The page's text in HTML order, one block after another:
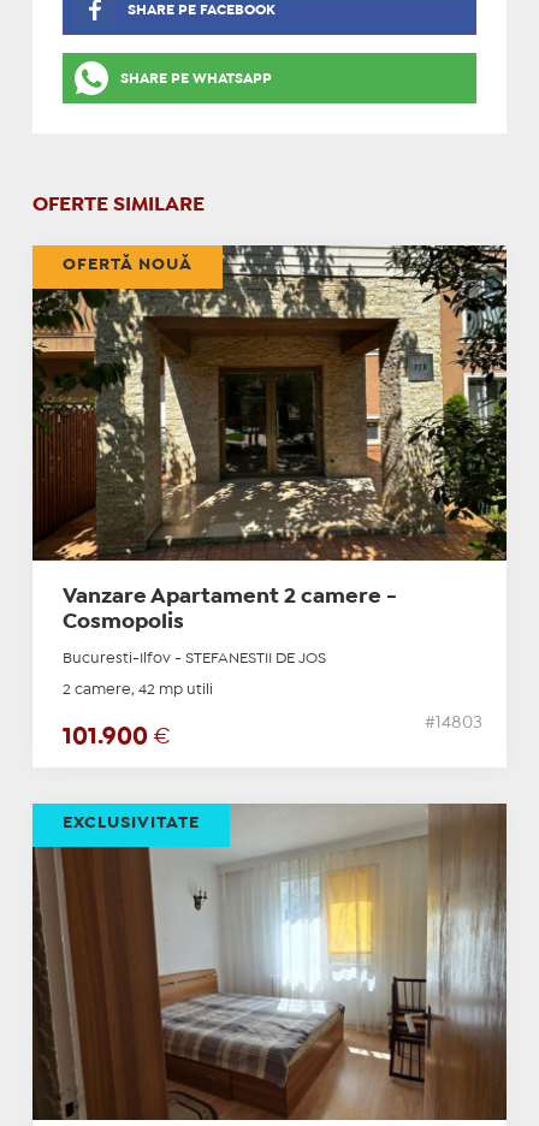
SHARE PE FACEBOOK
SHARE PE WHATSAPP
OFERTE SIMILARE
Vanzare Apartament 2 camere -
Cosmopolis
Bucuresti-Ilfov - STEFANESTII DE JOS
2 camere, 42 mp utili
101.900 €
#14803
OFERTĂ NOUĂ
EXCLUSIVITATE